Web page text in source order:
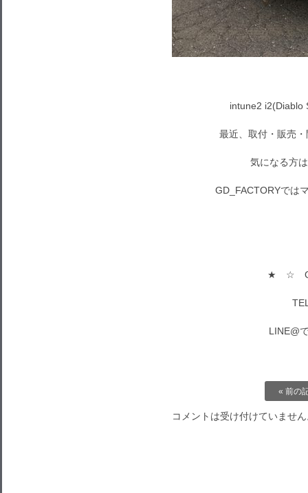
intune2 i2(Diablo
最近、取付・販売
気になる方
GD_FACTORYでは
★ ☆
LINE@
« 前の
コメントは受け付けていませ